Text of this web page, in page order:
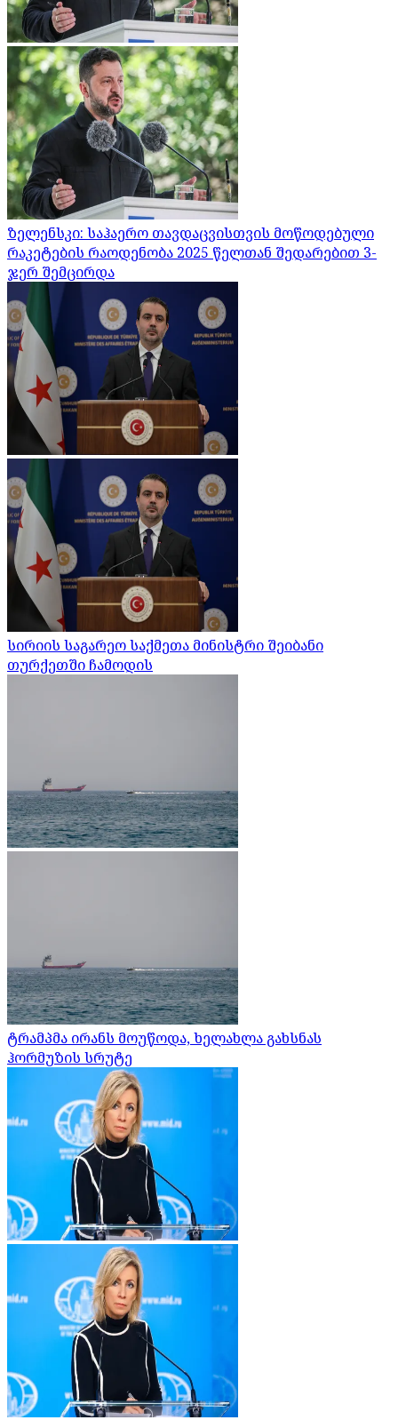
ზელენსკი: საჰაერო თავდაცვისთვის მოწოდებული
რაკეტების რაოდენობა 2025 წელთან შედარებით 3-
ჯერ შემცირდა
სირიის საგარეო საქმეთა მინისტრი შეიბანი
თურქეთში ჩამოდის
ტრამპმა ირანს მოუწოდა, ხელახლა გახსნას
ჰორმუზის სრუტე